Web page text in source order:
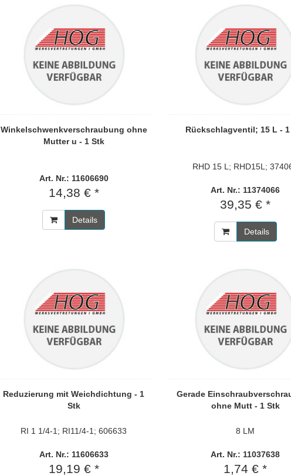
Winkelschwenkverschraubung ohne
Mutter u - 1 Stk
Art. Nr.: 11606690
14,38 € *
Details
Rückschlagventil; 15 L -
RHD 15 L; RHD15L;
Art. Nr.: 11374066
39,35 € *
Details
Reduzierung mit Weichdichtung - 1
Stk
RI 1 1/4-1; RI11/4-1; 606633
Art. Nr.: 11606633
19,19 € *
Gerade
ohne Mutt - 1 Stk
8 LM
Art. Nr.: 11037638
1,74 € *